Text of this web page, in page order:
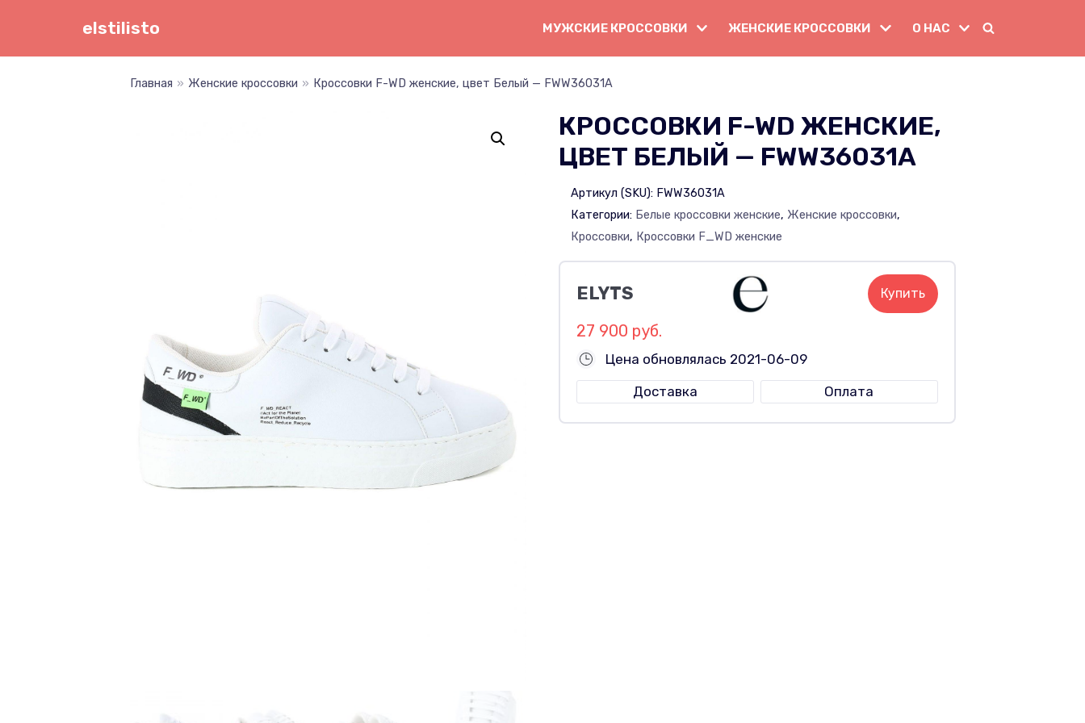
elstilisto МУЖСКИЕ КРОССОВКИ ЖЕНСКИЕ КРОССОВКИ О НАС
Главная » Женские кроссовки » Кроссовки F-WD женские, цвет Белый — FWW36031A
КРОССОВКИ F-WD ЖЕНСКИЕ,
ЦВЕТ БЕЛЫЙ — FWW36031A
Артикул (SKU): FWW36031A
Категории: Белые кроссовки женские, Женские кроссовки,
Кроссовки, Кроссовки F_WD женские
ELYTS Купить
27 900 руб.
Цена обновлялась 2021-06-09
Доставка
Оплата